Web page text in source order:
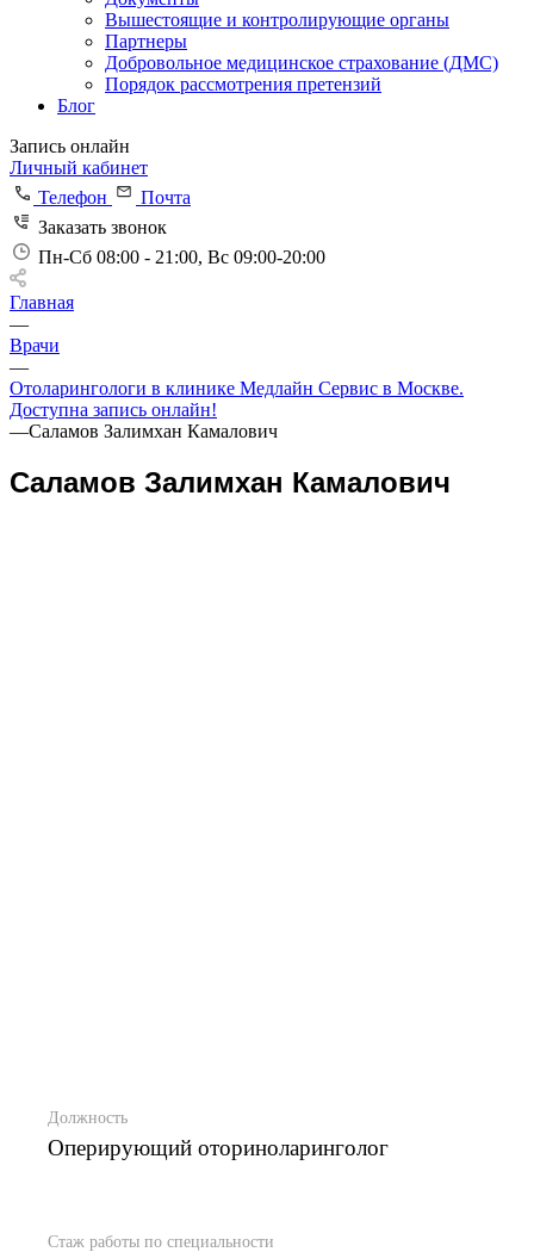
Вышестоящие и контролирующие органы
Партнеры
Добровольное медицинское страхование (ДМС)
Порядок рассмотрения претензий
Блог
Запись онлайн
Личный кабинет
Телефон
Почта
Заказать звонок
Пн-Сб 08:00 - 21:00, Вс 09:00-20:00
Главная
—
Врачи
—
Отоларингологи в клинике Медлайн Сервис в Москве.
Доступна запись онлайн!
—Саламов Залимхан Камалович
Саламов Залимхан Камалович
Должность
Оперирующий оториноларинголог
Стаж работы по специальности